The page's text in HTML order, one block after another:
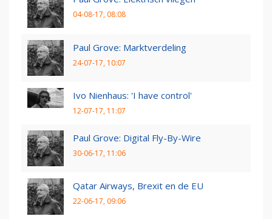
04-08-17, 08:08
Paul Grove: Marktverdeling
24-07-17, 10:07
Ivo Nienhaus: 'I have control'
12-07-17, 11:07
Paul Grove: Digital Fly-By-Wire
30-06-17, 11:06
Qatar Airways, Brexit en de EU
22-06-17, 09:06